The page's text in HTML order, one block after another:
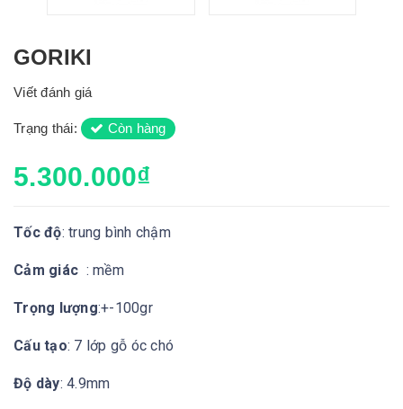
GORIKI
Viết đánh giá
Trạng thái: Còn hàng
5.300.000₫
Tốc độ: trung bình chậm
Cảm giác : mềm
Trọng lượng:+-100gr
Cấu tạo: 7 lớp gỗ óc chó
Độ dày: 4.9mm